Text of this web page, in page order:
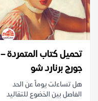
تحميل كتاب المتمردة –
جورج برنارد شو
هل تساءلت يوماً عن الحد
الفاصل بين الخضوع للتقاليد